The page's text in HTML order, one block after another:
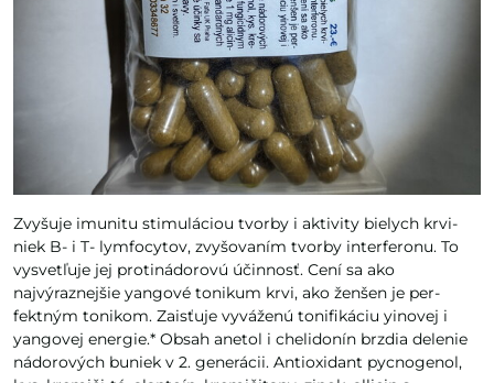
Zvyšuje imunitu stimuláciou tvorby i aktivity bielych krvi-
niek B- i T- lymfocytov, zvyšovaním tvorby interferonu. To
vysvetľuje jej protinádorovú účinnosť. Cení sa ako
najvýraznejšie yangové tonikum krvi, ako ženšen je per-
fektným tonikom. Zaisťuje vyváženú tonifikáciu yinovej i
yangovej energie.* Obsah anetol i chelidonín brzdia delenie
nádorových buniek v 2. generácii. Antioxidant pycnogenol,